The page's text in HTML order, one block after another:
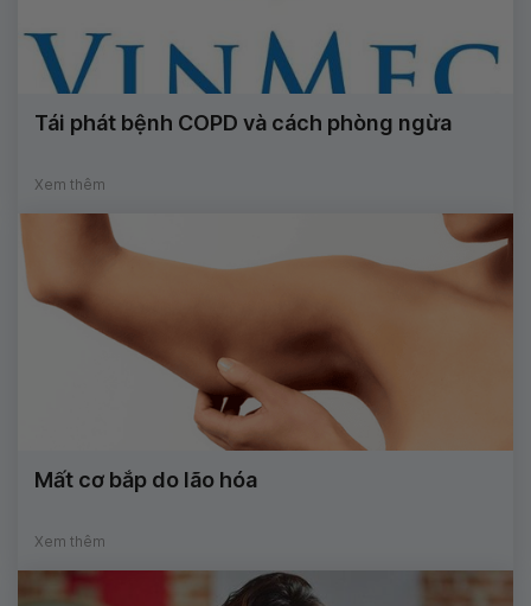
Tái phát bệnh COPD và cách phòng ngừa
Xem thêm
Mất cơ bắp do lão hóa
Xem thêm